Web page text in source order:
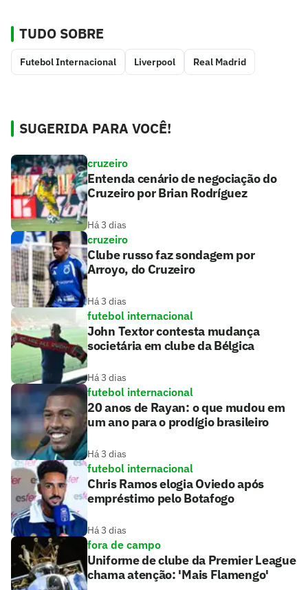
TUDO SOBRE
Futebol Internacional Liverpool Real Madrid
SUGERIDA PARA VOCÊ!
cruzeiro
Entenda cenário de negociação do
Cruzeiro por Brian Rodríguez
Há 3 dias
cruzeiro
Clube russo faz sondagem por
Arroyo, do Cruzeiro
Há 3 dias
futebol internacional
John Textor contesta mudança
societária em clube da Bélgica
Há 3 dias
futebol internacional
20 anos de Rayan: o que mudou em
um ano para o prodígio brasileiro
Há 3 dias
futebol internacional
Chris Ramos elogia Oviedo após
empréstimo pelo Botafogo
Há 3 dias
fora de campo
Uniforme de clube da Premier League
chama atenção: 'Mais Flamengo'